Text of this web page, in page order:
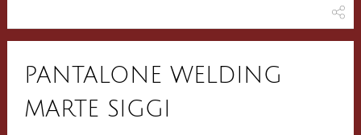
PANTALONE WELDING
MARTE SIGGI